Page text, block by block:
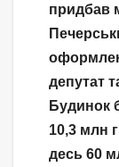
придбав
депутат
Будинок
10,3 млн
десь 60